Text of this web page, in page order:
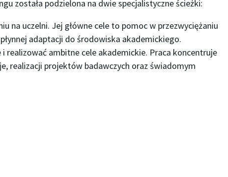
została podzielona na dwie specjalistyczne ścieżki:
na uczelni. Jej główne cele to pomoc w przezwyciężaniu
adaptacji do środowiska akademickiego.
ambitne cele akademickie. Praca koncentruje
realizacji projektów badawczych oraz świadomym